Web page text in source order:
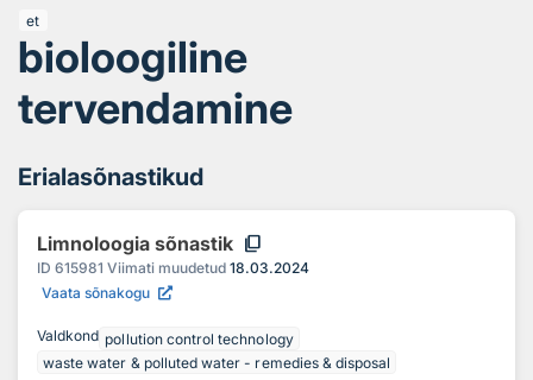
et
bioloogiline
tervendamine
Erialasõnastikud
Limnoloogia sõnastik content_copy
ID 615981 Viimati muudetud 18.03.2024
Vaata sõnakogu
Valdkond pollution control technology
waste water & polluted water - remedies & disposal